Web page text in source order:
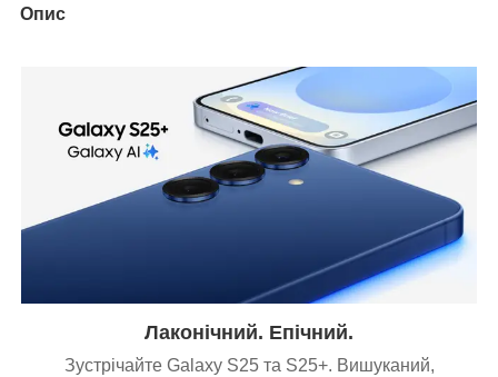
Опис
Лаконічний. Епічний.
Зустрічайте Galaxy S25 та S25+. Вишуканий,